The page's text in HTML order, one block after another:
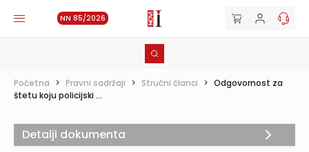
NN 85/2026
Početna > Pravni sadržaji > Stručni članci > Odgovornost za
štetu koju policijski ...
Detalji dokumenta